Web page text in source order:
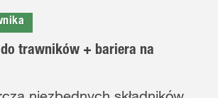
do trawników + bariera na